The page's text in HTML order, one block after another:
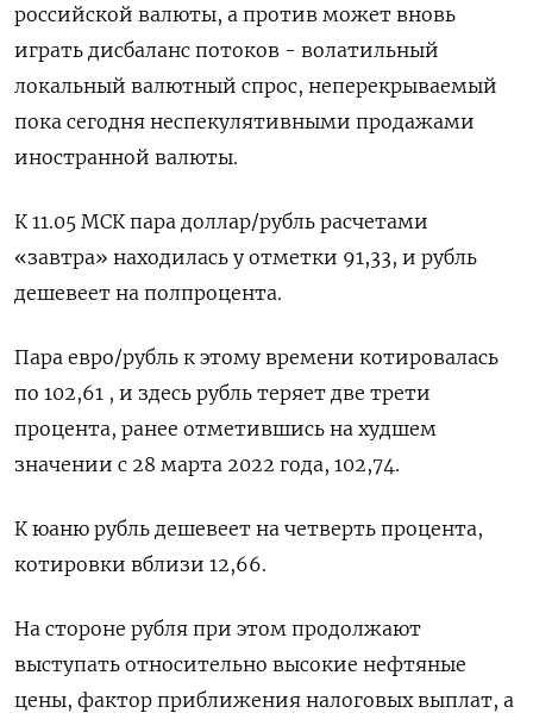
российской валюты, а против может вновь
играть дисбаланс потоков - волатильный
локальный валютный спрос, неперекрываемый
пока сегодня неспекулятивными продажами
иностранной валюты.
К 11.05 МСК пара доллар/рубль расчетами
«завтра» находилась у отметки 91,33, и рубль
дешевеет на полпроцента.
Пара евро/рубль к этому времени котировалась
по 102,61 , и здесь рубль теряет две трети
процента, ранее отметившись на худшем
значении с 28 марта 2022 года, 102,74.
К юаню рубль дешевеет на четверть процента,
котировки вблизи 12,66.
На стороне рубля при этом продолжают
выступать относительно высокие нефтяные
цены, фактор приближения налоговых выплат, а